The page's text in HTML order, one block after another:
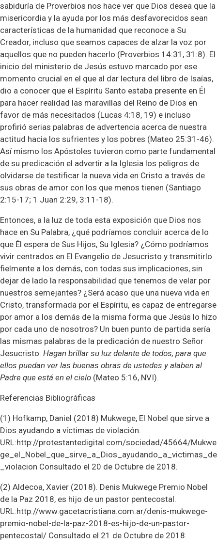
sabiduría de Proverbios nos hace ver que Dios desea que la
misericordia y la ayuda por los más desfavorecidos sean
características de la humanidad que reconoce a Su
Creador, incluso que seamos capaces de alzar la voz por
aquellos que no pueden hacerlo (Proverbios 14:31, 31:8). El
inicio del ministerio de Jesús estuvo marcado por ese
momento crucial en el que al dar lectura del libro de Isaías,
dio a conocer que el Espíritu Santo estaba presente en Él
para hacer realidad las maravillas del Reino de Dios en
favor de más necesitados (Lucas 4:18, 19) e incluso
profirió serias palabras de advertencia acerca de nuestra
actitud hacia los sufrientes y los pobres (Mateo 25:31-46).
Así mismo los Apóstoles tuvieron como parte fundamental
de su predicación el advertir a la Iglesia los peligros de
olvidarse de testificar la nueva vida en Cristo a través de
sus obras de amor con los que menos tienen (Santiago
2:15-17; 1 Juan 2:29, 3:11-18).
Entonces, a la luz de toda esta exposición que Dios nos
hace en Su Palabra, ¿qué podríamos concluir acerca de lo
que Él espera de Sus Hijos, Su Iglesia? ¿Cómo podríamos
vivir centrados en El Evangelio de Jesucristo y transmitirlo
fielmente a los demás, con todas sus implicaciones, sin
dejar de lado la responsabilidad que tenemos de velar por
nuestros semejantes? ¿Será acaso que una nueva vida en
Cristo, transformada por el Espíritu, es capaz de entregarse
por amor a los demás de la misma forma que Jesús lo hizo
por cada uno de nosotros? Un buen punto de partida sería
las mismas palabras de la predicación de nuestro Señor
Jesucristo: Hagan brillar su luz delante de todos, para que
ellos puedan ver las buenas obras de ustedes y alaben al
Padre que está en el cielo (Mateo 5:16, NVI).
Referencias Bibliográficas
(1) Hofkamp, Daniel (2018) Mukwege, El Nobel que sirve a
Dios ayudando a víctimas de violación.
URL:http://protestantedigital.com/sociedad/45664/Mukwe
ge_el_Nobel_que_sirve_a_Dios_ayudando_a_victimas_de
_violacion Consultado el 20 de Octubre de 2018.
(2) Aldecoa, Xavier (2018). Denis Mukwege Premio Nobel
de la Paz 2018, es hijo de un pastor pentecostal.
URL:http://www.gacetacristiana.com.ar/denis-mukwege-
premio-nobel-de-la-paz-2018-es-hijo-de-un-pastor-
pentecostal/ Consultado el 21 de Octubre de 2018.